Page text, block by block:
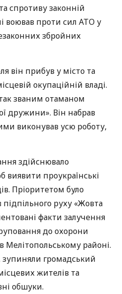
спротиву законній
воював проти сил АТО у
збройних
він прибув у місто та
окупаційній владі.
званим отаманом
дружини». Він набрав
виконував усю роботу,
здійснювало
виявити проукраїнські
Пріоритетом було
руху «Жовта
факти залучення
до охорони
Мелітопольському районі.
громадський
жителів та
обшуки.